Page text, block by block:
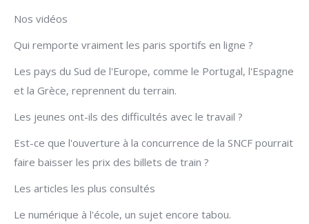
Nos vidéos
Qui remporte vraiment les paris sportifs en ligne ?
Les pays du Sud de l'Europe, comme le Portugal, l'Espagne
et la Grèce, reprennent du terrain.
Les jeunes ont-ils des difficultés avec le travail ?
Est-ce que l'ouverture à la concurrence de la SNCF pourrait
faire baisser les prix des billets de train ?
Les articles les plus consultés
Le numérique à l'école, un sujet encore tabou.